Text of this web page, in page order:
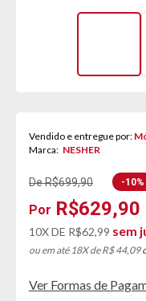
Vendido e entregue por:
Marca: NESHER
De R$699,90
R$629,90
-10%
10X DE R$62,99 sem
ou em até 18X de R$ 44,09
Ver Formas de